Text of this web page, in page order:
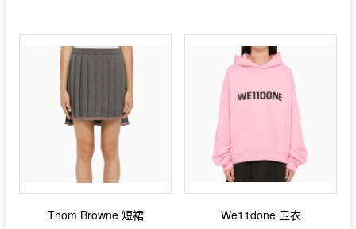
Thom Browne 短裙
We11done 卫衣